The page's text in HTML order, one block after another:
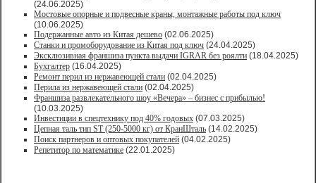
(24.06.2025)
Мостовые опорные и подвесные краны, монтажные работы под ключ
(10.06.2025)
Подержанные авто из Китая дешево (02.06.2025)
Станки и промоборудование из Китая под ключ (24.04.2025)
Эксклюзивная франшиза пункта выдачи IGRAR без роялти (18.04.2025)
Бухгалтер (16.04.2025)
Ремонт перил из нержавеющей стали (02.04.2025)
Перила из нержавеющей стали (02.04.2025)
Франшиза развлекательного шоу «Вечера» – бизнес с прибылью!
(10.03.2025)
Инвестиции в спецтехнику под 40% годовых (07.03.2025)
Цепная таль тип ST (250-5000 кг) от КранШталь (14.02.2025)
Поиск партнеров и оптовых покупателей (04.02.2025)
Репетитор по математике (22.01.2025)